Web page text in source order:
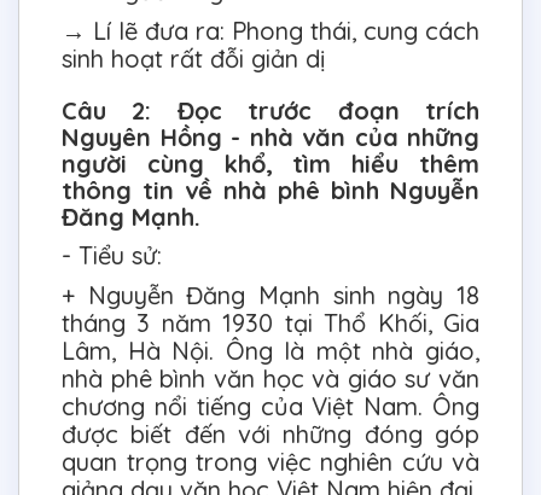
→ Lí lẽ đưa ra: Phong thái, cung cách
sinh hoạt rất đỗi giản dị
Câu 2: Đọc trước đoạn trích
Nguyên Hồng - nhà văn của những
người cùng khổ, tìm hiểu thêm
thông tin về nhà phê bình Nguyễn
Đăng Mạnh.
- Tiểu sử:
+ Nguyễn Đăng Mạnh sinh ngày 18
tháng 3 năm 1930 tại Thổ Khối, Gia
Lâm, Hà Nội. Ông là một nhà giáo,
nhà phê bình văn học và giáo sư văn
chương nổi tiếng của Việt Nam. Ông
được biết đến với những đóng góp
quan trọng trong việc nghiên cứu và